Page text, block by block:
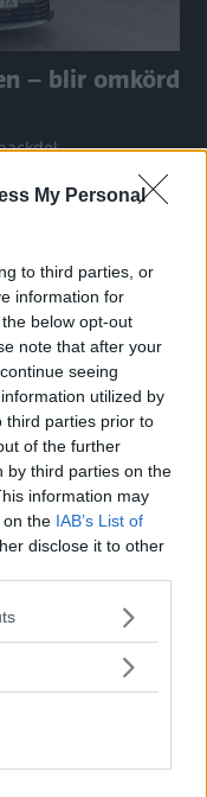
My Personal
to third parties, or
information for
below opt-out
note that after your
seeing
utilized by
third parties prior to
of the further
by third parties on the
information may
on the IAB’s List of
disclose it to other
or more Google
You may click to
in below Google
– blir omkörd
krympt men fylls
Vi provkör.